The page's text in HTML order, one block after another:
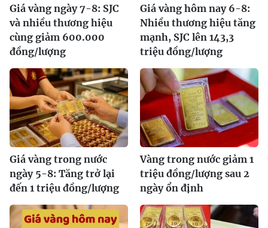
Giá vàng ngày 7-8: SJC
và nhiều thương hiệu
cùng giảm 600.000
đồng/lượng
Giá vàng hôm nay 6-8:
Nhiều thương hiệu tăng
mạnh, SJC lên 143,3
triệu đồng/lượng
Giá vàng trong nước
ngày 5-8: Tăng trở lại
đến 1 triệu đồng/lượng
Vàng trong nước giảm 1
triệu đồng/lượng sau 2
ngày ổn định